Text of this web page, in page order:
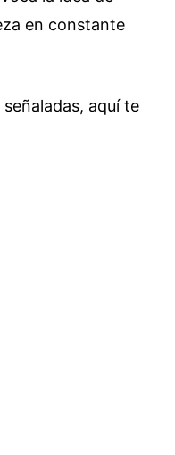
en constante
aquí te